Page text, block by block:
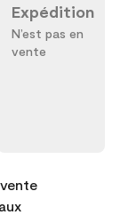
Expédition
N’est pas en
vente